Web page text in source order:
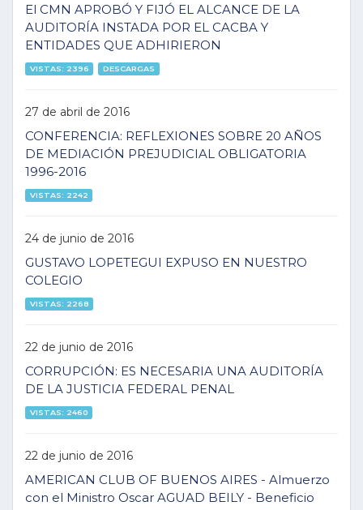
El CMN APROBÓ Y FIJÓ EL ALCANCE DE LA
AUDITORÍA INSTADA POR EL CACBA Y
ENTIDADES QUE ADHIRIERON
VISTAS: 2396 DESCARGAS
27 de abril de 2016
CONFERENCIA: REFLEXIONES SOBRE 20 AÑOS
DE MEDIACIÓN PREJUDICIAL OBLIGATORIA
1996-2016
VISTAS: 2242
24 de junio de 2016
GUSTAVO LOPETEGUI EXPUSO EN NUESTRO
COLEGIO
VISTAS: 2268
22 de junio de 2016
CORRUPCIÓN: ES NECESARIA UNA AUDITORÍA
DE LA JUSTICIA FEDERAL PENAL
VISTAS: 2460
22 de junio de 2016
AMERICAN CLUB OF BUENOS AIRES - Almuerzo
con el Ministro Oscar AGUAD BEILY - Beneficio